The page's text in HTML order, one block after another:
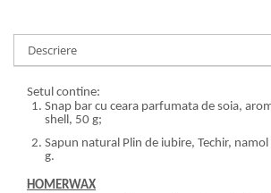
Descriere
Setul contine:
Snap bar cu ceara parfumata de soia,
shell, 50 g;
Sapun natural Plin de iubire, Techir,
g.
HOMERWAX